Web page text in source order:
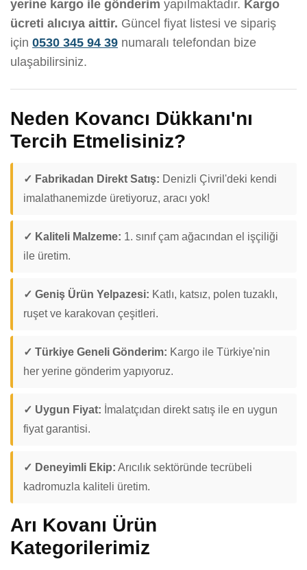
yerine kargo ile gönderim yapılmaktadır. Kargo
ücreti alıcıya aittir. Güncel fiyat listesi ve sipariş
için 0530 345 94 39 numaralı telefondan bize
ulaşabilirsiniz.
Neden Kovancı Dükkanı'nı
Tercih Etmelisiniz?
✓ Fabrikadan Direkt Satış: Denizli Çivril'deki kendi
imalathanemizde üretiyoruz, aracı yok!
✓ Kaliteli Malzeme: 1. sınıf çam ağacından el işçiliği
ile üretim.
✓ Geniş Ürün Yelpazesi: Katlı, katsız, polen tuzaklı,
ruşet ve karakovan çeşitleri.
✓ Türkiye Geneli Gönderim: Kargo ile Türkiye'nin
her yerine gönderim yapıyoruz.
✓ Uygun Fiyat: İmalatçıdan direkt satış ile en uygun
fiyat garantisi.
✓ Deneyimli Ekip: Arıcılık sektöründe tecrübeli
kadromuzla kaliteli üretim.
Arı Kovanı Ürün
Kategorilerimiz